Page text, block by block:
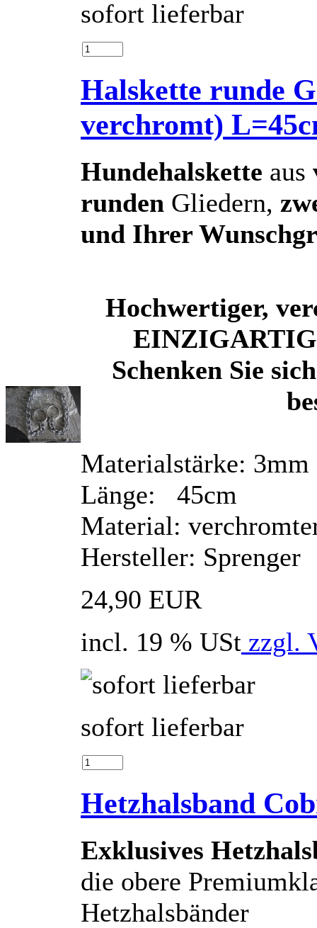
sofort lieferbar
Halskette runde
verchromt)
Hundehalskette aus
runden Gliedern,
und Ihrer
Hochwertiger,
Schenken Sie
Materialstärke: 3mm
Länge: 45cm
Material:
Hersteller: Sprenger
24,90 EUR
incl. 19 % USt zzgl.
sofort lieferbar
Hetzhalsband
Exklusives
die obere
Hetzhalsbänder